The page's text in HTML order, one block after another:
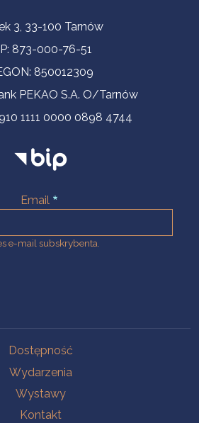
3, 33-100 Tarnów
873-000-76-51
850012309
PEKAO S.A. O/Tarnów
1111 0000 0898 4744
Email
e-mail subskrybenta.
Dostępność
Wydarzenia
Wystawy
Kontakt